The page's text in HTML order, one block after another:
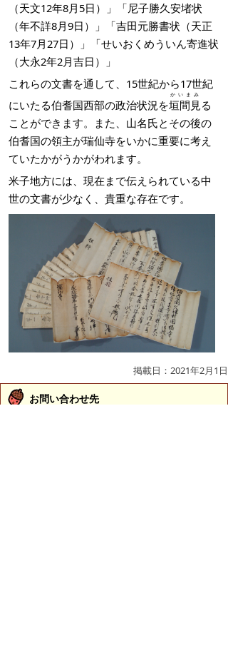
（天文12年8月5日）」「尼子勝久安堵状
（年不詳8月9日）」「吉田元勝書状（天正
13年7月27日）」「せいおくめういん寄進状
（大永2年2月吉日）」
これらの文書を通して、15世紀から17世紀
にいたる伯耆国西部の政治状況を垣間見
かいまみ
る
ことができます。また、山名氏とその後の
伯耆国の領主が瑞仙寺をいかに重要に考え
ていたかがうかがわれます。
米子地方には、現在まで伝えられている中
世の文書が少なく、貴重な存在です。
掲載日：2021年2月1日
お問い合わせ先